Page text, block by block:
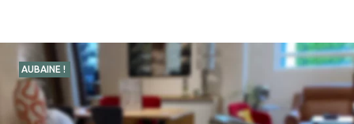
AUBAINE !